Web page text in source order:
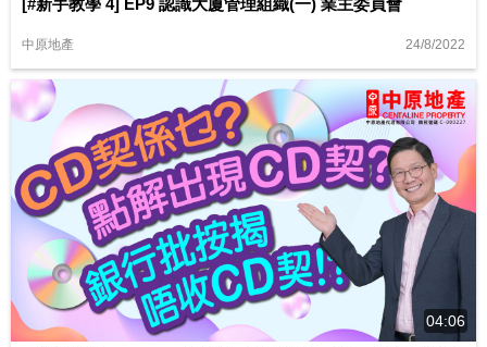
[#新手教學 4] EP9 認識大廈管理組織(一) 業主委員會
中原地產 24/8/2022
04:06